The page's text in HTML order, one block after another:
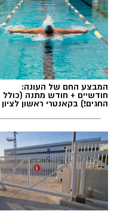
תגים:מצלמות מהירות
מהירות
המבצע החם של העונה:
חודשיים + חודש מתנה (כולל
החגים!) בקאנטרי ראשון לציון